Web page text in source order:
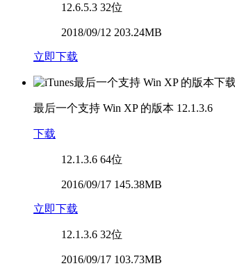
12.6.5.3 32位
2018/09/12 203.24MB
立即下载
最后一个支持 Win XP 的版本 12.1.3.6
下载
12.1.3.6 64位
2016/09/17 145.38MB
立即下载
12.1.3.6 32位
2016/09/17 103.73MB